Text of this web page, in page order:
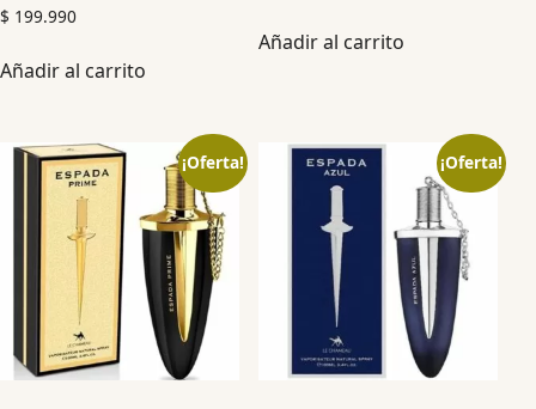
$ 199.990
Añadir al carrito
Añadir al carrito
¡Oferta! ¡Oferta!